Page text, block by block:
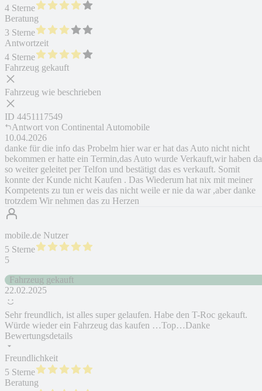
4 Sterne
Beratung
3 Sterne
Antwortzeit
4 Sterne
Fahrzeug gekauft
Fahrzeug wie beschrieben
ID 4451117549
Antwort von Continental Automobile
10.04.2026
danke für die info das Probelm hier war er hat das Auto nicht nicht
bekommen er hatte ein Termin,das Auto wurde Verkauft,wir haben
so weiter geleitet per Telfon und bestätigt das es verkauft. Somit
konnte der Kunde nicht Kaufen . Das Wiederum hat nix mit meiner
Kompetents zu tun er weis das nicht weile er nie da war ,aber danke
trotzdem Wir nehmen das zu Herzen
mobile.de Nutzer
5 Sterne
5
Fahrzeug gekauft
22.02.2025
Sehr freundlich, ist alles super gelaufen. Habe den T-Roc gekauft.
Würde wieder ein Fahrzeug das kaufen …Top…Danke
Bewertungsdetails
Freundlichkeit
5 Sterne
Beratung